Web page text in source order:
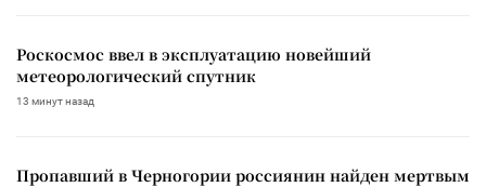
Роскосмос ввел в эксплуатацию новейший
метеорологический спутник
13 минут назад
Пропавший в Черногории россиянин найден мертвым